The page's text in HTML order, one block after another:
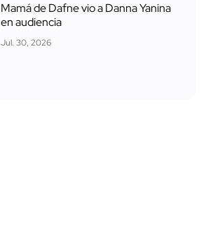
Mamá de Dafne vio a Danna Yanina
en audiencia
Jul. 30, 2026